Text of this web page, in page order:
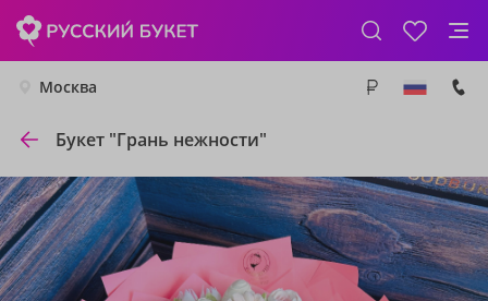
Москва
Букет "Грань нежности"